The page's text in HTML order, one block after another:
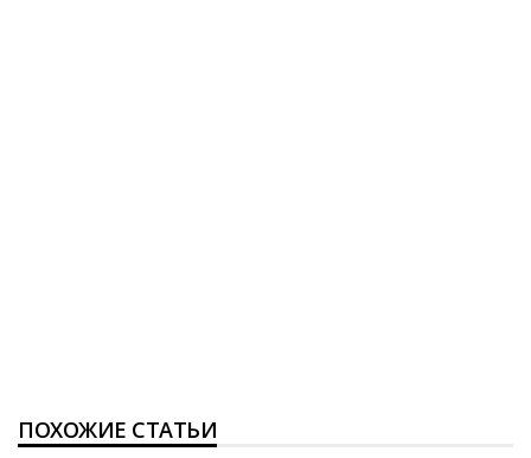
ПОХОЖИЕ СТАТЬИ